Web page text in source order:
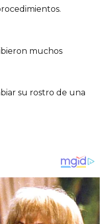
muchos
su rostro de una